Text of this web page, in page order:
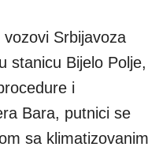
Srbijavoza
stanicu Bijelo Polje,
i
Bara, putnici se
sa klimatizovanim